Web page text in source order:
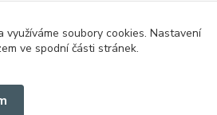
soubory cookies. Nastavení
ve spodní části stránek.